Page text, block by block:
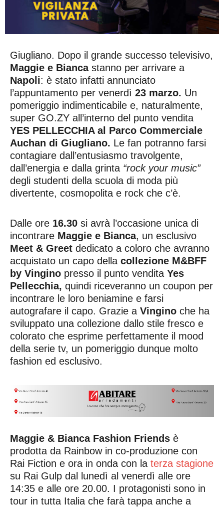
Giugliano. Dopo il grande successo televisivo,
Maggie e Biancastanno per arrivare a
Napoli: è stato infatti annunciato
l’appuntamento per venerdì 23 marzo. Un
pomeriggio indimenticabile e, naturalmente,
super GO.ZY all’interno del punto vendita
YES PELLECCHIA al Parco Commerciale
Auchan di Giugliano. Le fan potranno farsi
contagiare dall’entusiasmo travolgente,
dall’energia e dalla grinta “rock your music”
degli studenti della scuola di moda più
divertente, cosmopolita e rock che c’è.
Dalle ore 16.30 si avrà l’occasione unica di
incontrare Maggie e Bianca, un esclusivo
Meet & Greet dedicato a coloro che avranno
acquistato un capo della collezione M&BFF
by Vingino presso il punto vendita Yes
Pellecchia, quindi riceveranno un coupon per
incontrare le loro beniamine e farsi
autografare il capo. Grazie a Vingino che ha
sviluppato una collezione dallo stile fresco e
colorato che esprime perfettamente il mood
della serie tv, un pomeriggio dunque molto
fashion ed esclusivo.
Maggie & Bianca Fashion Friends è
prodotta da Rainbow in co-produzione con
Rai Fiction e ora in onda con la terza stagione
su Rai Gulp dal lunedì al venerdì alle ore
14:35 e alle ore 20.00. I protagonisti sono in
tour in tutta Italia che farà tappa anche a